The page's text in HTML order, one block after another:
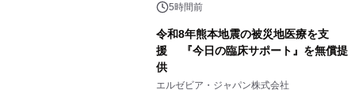
（2026年～2036年）
5時間前
令和8年熊本地震の被災地医療を支
援 『今日の臨床サポート』を無償提
供
エルゼビア・ジャパン株式会社